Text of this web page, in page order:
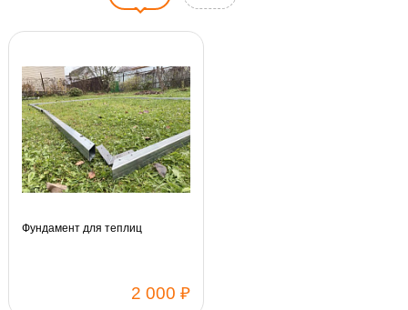
Фундамент для теплиц
2 000 ₽